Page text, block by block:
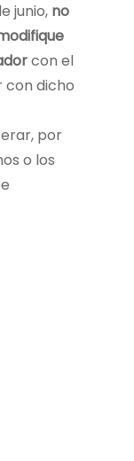
junio, no
con el
con dicho
por
o los